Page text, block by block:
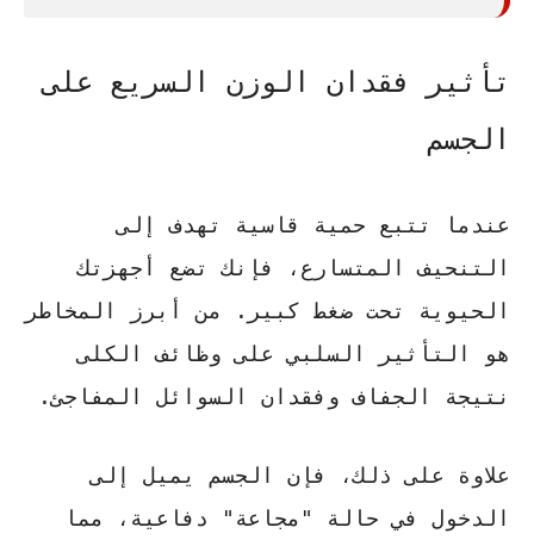
تأثير فقدان الوزن السريع على
الجسم
عندما تتبع حمية قاسية تهدف إلى
التنحيف المتسارع، فإنك تضع أجهزتك
الحيوية تحت ضغط كبير. من أبرز المخاطر
هو التأثير السلبي على وظائف الكلى
نتيجة الجفاف وفقدان السوائل المفاجئ.
علاوة على ذلك، فإن الجسم يميل إلى
الدخول في حالة "مجاعة" دفاعية، مما